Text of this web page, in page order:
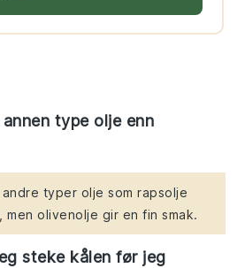
type olje enn
typer olje som rapsolje
olivenolje gir en fin smak.
steke kålen før jeg